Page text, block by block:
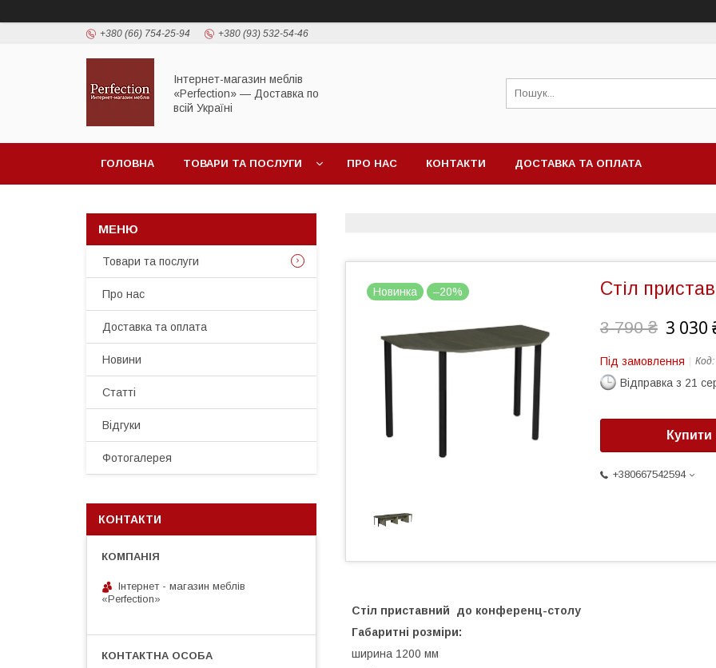
+380 (66) 754-25-94 +380 (93) 532-54-46
Інтернет-магазин меблів
«Perfection» — Доставка по
всій Україні
ГОЛОВНА ТОВАРИ ТА ПОСЛУГИ ПРО НАС КОНТАКТИ ДОСТАВКА ТА ОПЛАТА
Новинка –20% Стіл
3 790 ₴ 3 030
Під замовлення Код:
Відправка з 21
Купити
+380667542594
Стіл приставний до конференц-столу
Габаритні розміри:
ширина 1200 мм
Товари та послуги
Про нас
Доставка та оплата
Новини
Статті
Відгуки
Фотогалерея
КОНТАКТИ
Інтернет - магазин меблів
«Perfection»